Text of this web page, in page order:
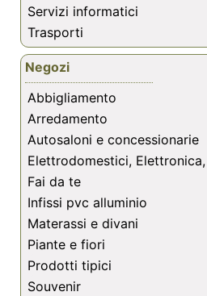
Servizi informatici
Trasporti
Negozi
Abbigliamento
Arredamento
Autosaloni e concessionarie
Elettrodomestici,
Fai da te
Infissi pvc alluminio
Materassi e divani
Piante e fiori
Prodotti tipici
Souvenir